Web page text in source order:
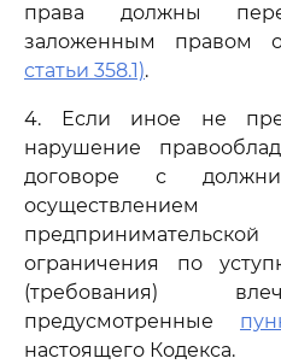
права должны
заложенным правом
статьи 358.1).
4. Если иное не
нарушение
договоре с
ограничения по
(требования)
предусмотренные
настоящего Кодекса.